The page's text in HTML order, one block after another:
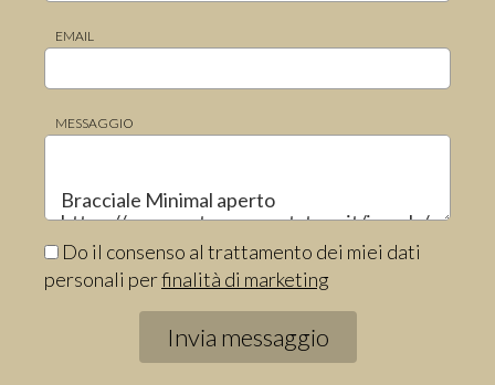
EMAIL
MESSAGGIO
Do il consenso al trattamento dei miei dati
personali perfinalità di marketing